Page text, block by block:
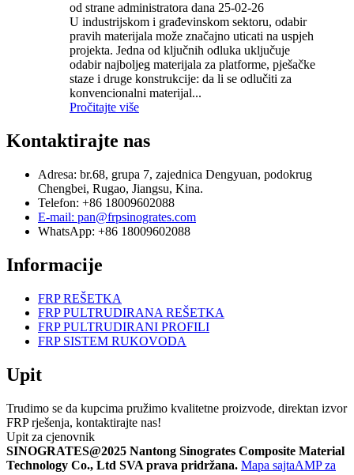
od strane administratora dana 25-02-26
U industrijskom i građevinskom sektoru, odabir
pravih materijala može značajno uticati na uspjeh
projekta. Jedna od ključnih odluka uključuje
odabir najboljeg materijala za platforme, pješačke
staze i druge konstrukcije: da li se odlučiti za
konvencionalni materijal...
Pročitajte više
Kontaktirajte nas
Adresa: br.68, grupa 7, zajednica Dengyuan, podokrug
Chengbei, Rugao, Jiangsu, Kina.
Telefon: +86 18009602088
E-mail: pan@frpsinogrates.com
WhatsApp: +86 18009602088
Informacije
FRP REŠETKA
FRP PULTRUDIRANA REŠETKA
FRP PULTRUDIRANI PROFILI
FRP SISTEM RUKOVODA
Upit
Trudimo se da kupcima pružimo kvalitetne proizvode, direktan izvor
FRP rješenja, kontaktirajte nas!
Upit za cjenovnik
SINOGRATES@2025 Nantong Sinogrates Composite Material
Technology Co., Ltd SVA prava pridržana. Mapa sajtaAMP za